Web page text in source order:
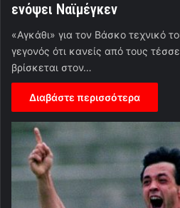
ενόψει Ναϊμέγκεν
«Αγκάθι» για τον Βάσκο τεχνικό
γεγονός ότι κανείς από τους
βρίσκεται στον…
Διαβάστε περισσότερα